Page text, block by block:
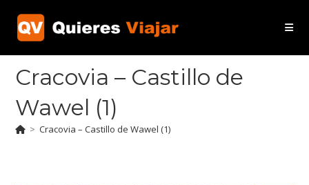
contenido
Cracovia – Castillo de
Wawel (1)
> Cracovia – Castillo de Wawel (1)